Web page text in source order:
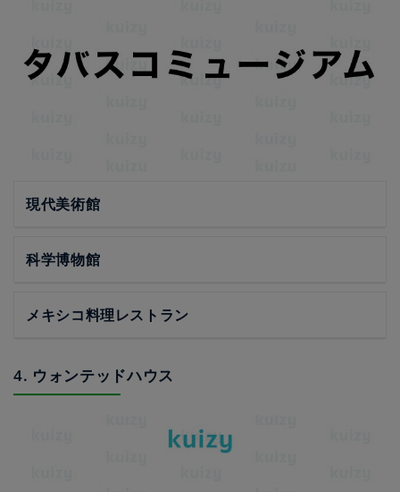
現代美術館
科学博物館
メキシコ料理レストラン
4. ウォンテッドハウス